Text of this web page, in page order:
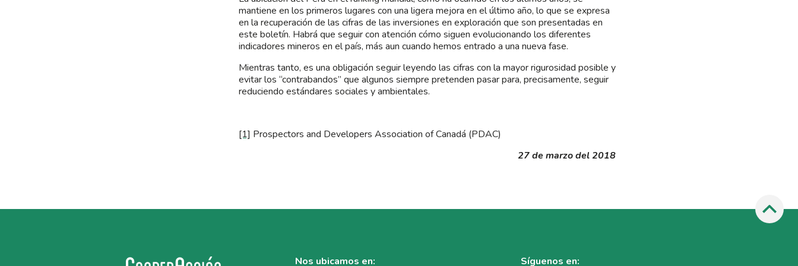
mantiene en los primeros lugares con una ligera mejora en el último año, lo que se expresa
en la recuperación de las cifras de las inversiones en exploración que son presentadas en
este boletín. Habrá que seguir con atención cómo siguen evolucionando los diferentes
indicadores mineros en el país, más aun cuando hemos entrado a una nueva fase.
Mientras tanto, es una obligación seguir leyendo las cifras con la mayor rigurosidad posible y
evitar los “contrabandos” que algunos siempre pretenden pasar para, precisamente, seguir
reduciendo estándares sociales y ambientales.
[1] Prospectors and Developers Association of Canadá (PDAC)
27 de marzo del 2018
Nos ubicamos en: Síguenos en: